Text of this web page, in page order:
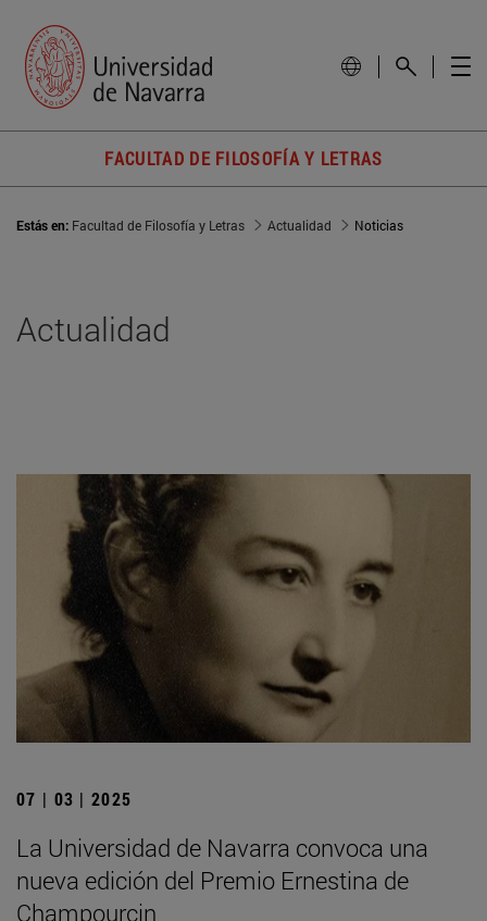
FACULTAD DE FILOSOFÍA Y LETRAS
Estás en: Facultad de Filosofía y Letras Actualidad Noticias
Actualidad
07 | 03 | 2025
La Universidad de Navarra convoca una
nueva edición del Premio Ernestina de
Champourcin